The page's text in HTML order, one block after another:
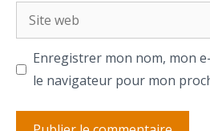
Site
web
Enregistrer mon nom, mon
le navigateur pour mon